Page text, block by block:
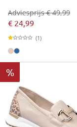
€ 24,99
Adviesprijs € 49,99
(1)
%